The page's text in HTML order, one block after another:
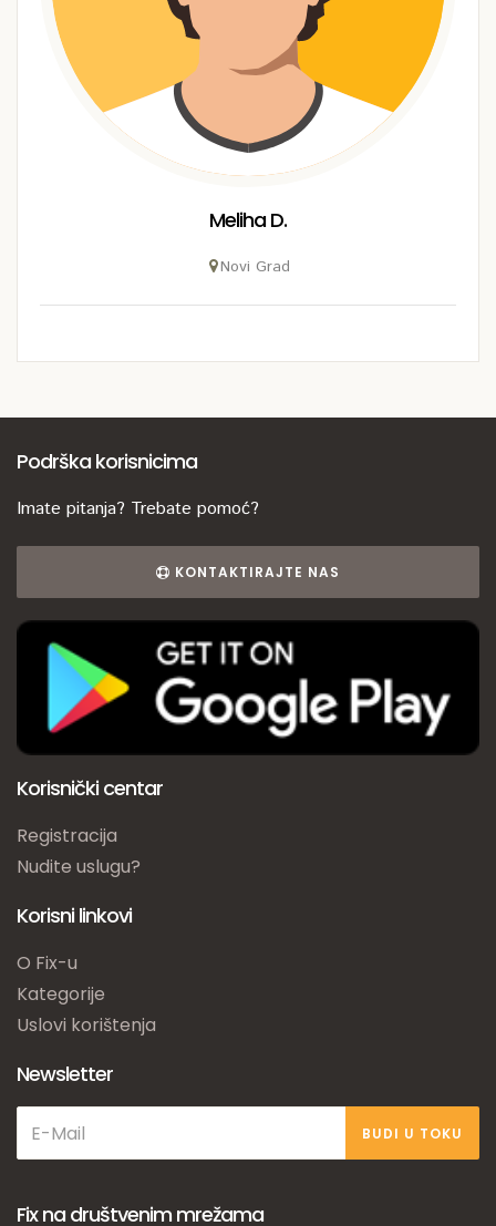
Meliha D.
Novi Grad
Podrška korisnicima
Imate pitanja? Trebate pomoć?
KONTAKTIRAJTE NAS
Korisnički centar
Registracija
Nudite uslugu?
Korisni linkovi
O Fix-u
Kategorije
Uslovi korištenja
Newsletter
BUDI U TOKU
Fix na društvenim mrežama